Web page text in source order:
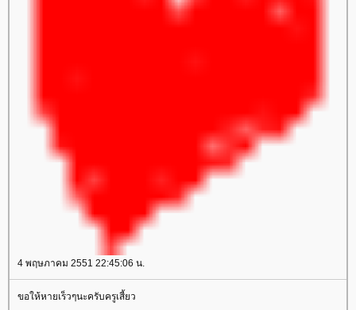
4 พฤษภาคม 2551 22:45:06 น.
ขอให้หายเร็วๆนะครับครูเสี้ยว